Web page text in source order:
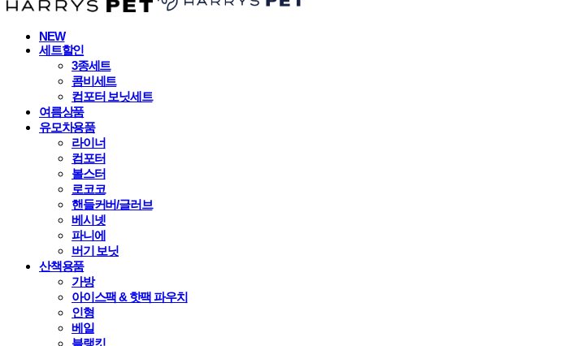
NEW
세트할인
3종세트
콤비세트
컴포터 보닛세트
여름상품
유모차용품
라이너
컴포터
볼스터
로코코
핸들커버/글러브
베시넷
파니에
버기 보닛
산책용품
가방
아이스팩 & 핫팩 파우치
인형
베일